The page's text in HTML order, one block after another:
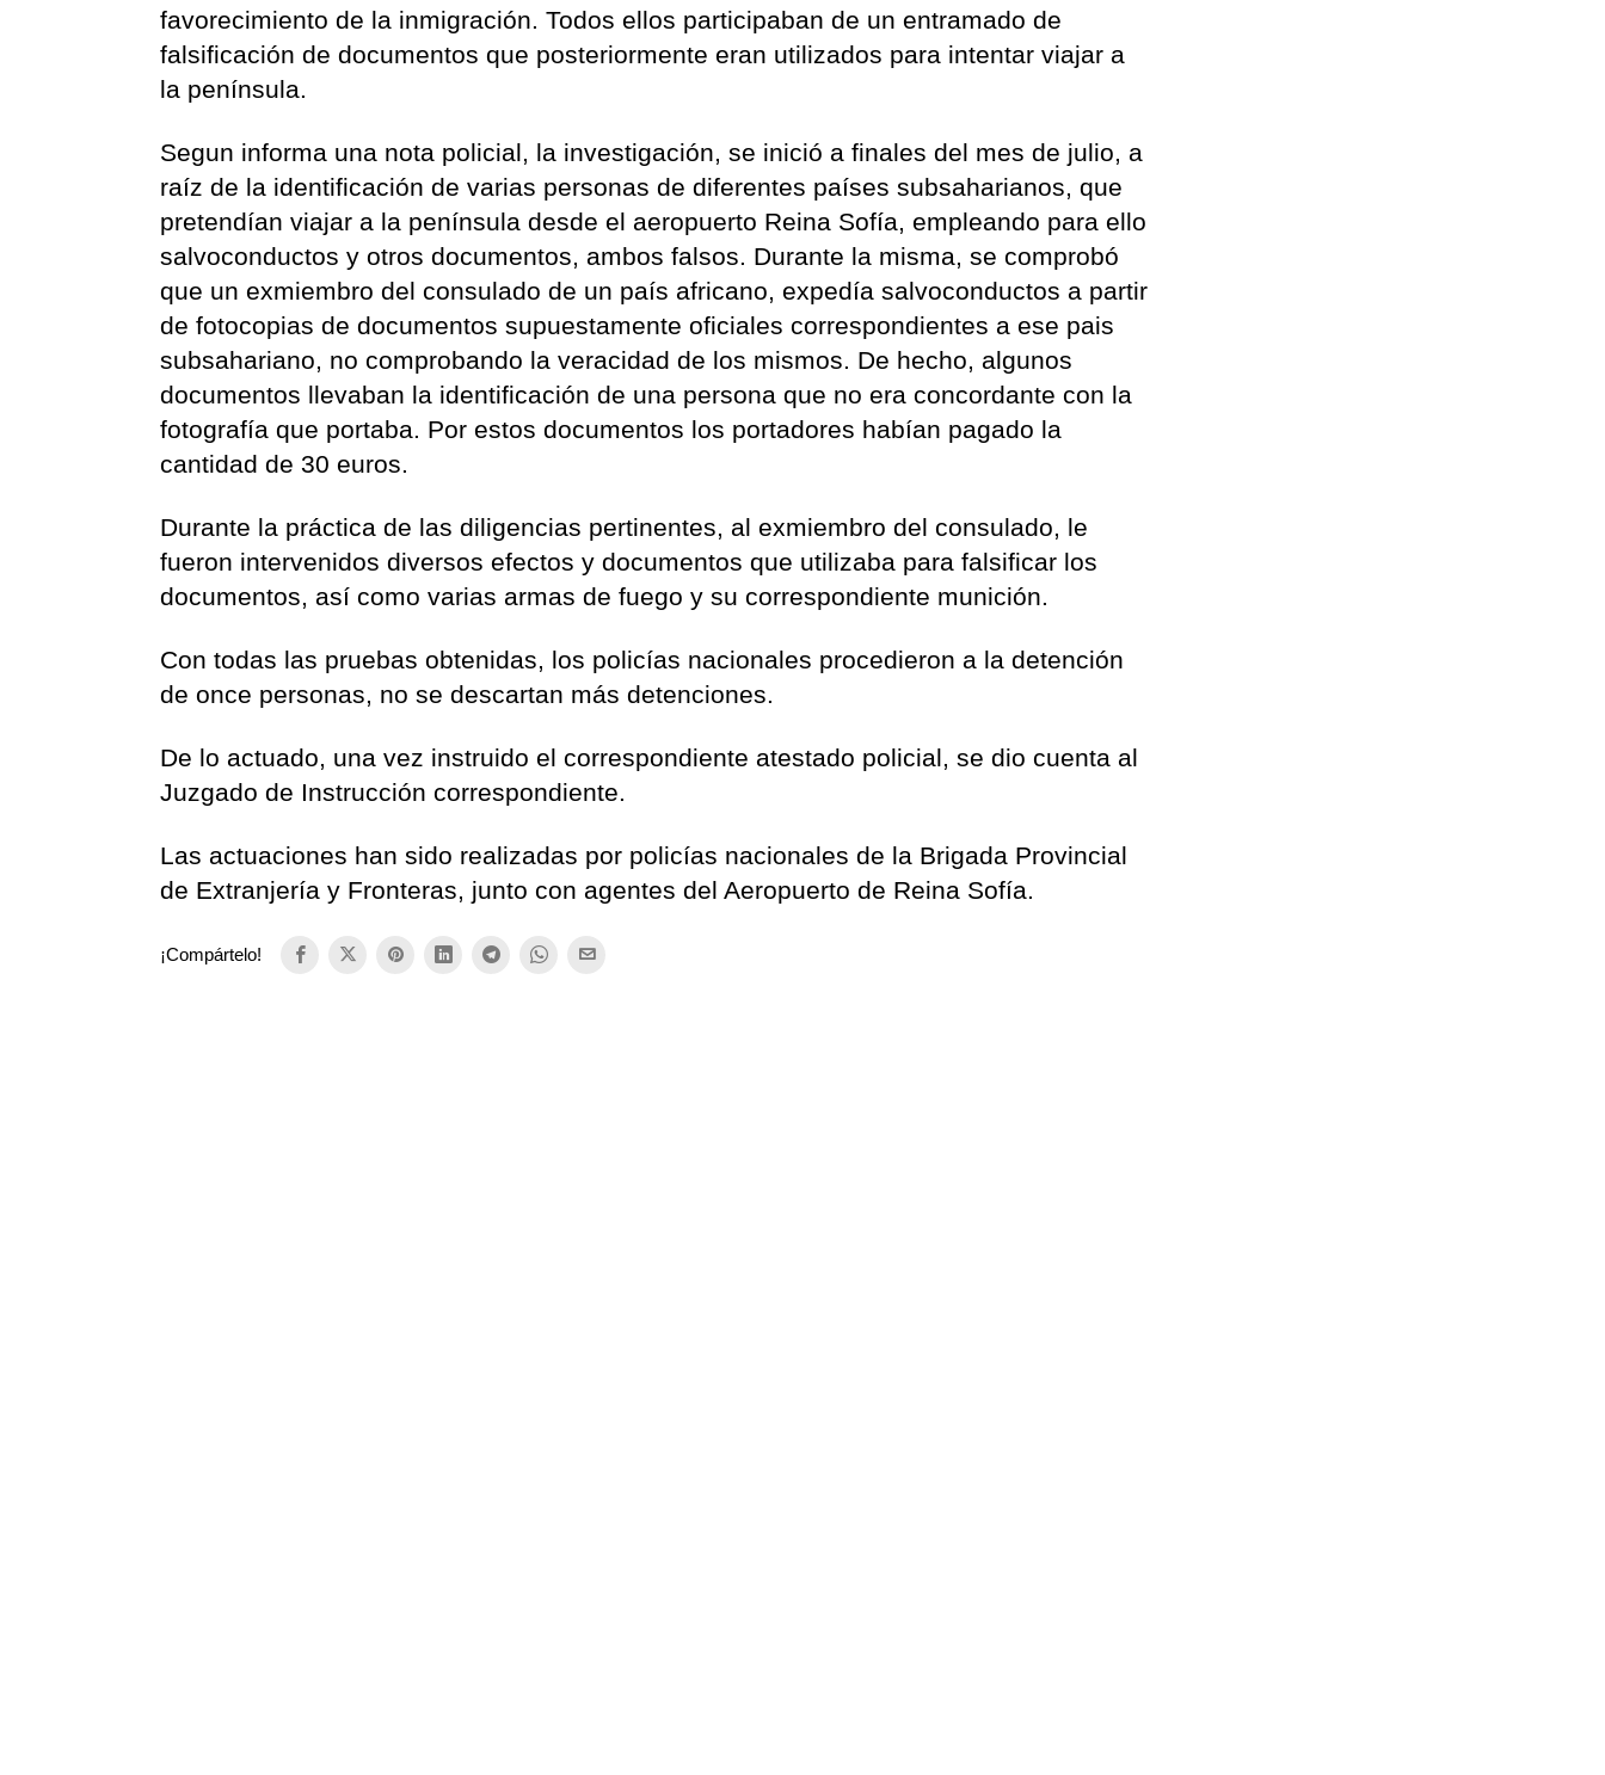
favorecimiento de la inmigración. Todos ellos participaban de un entramado de
falsificación de documentos que posteriormente eran utilizados para intentar viajar a
la península.
Segun informa una nota policial, la investigación, se inició a finales del mes de julio, a
raíz de la identificación de varias personas de diferentes países subsaharianos, que
pretendían viajar a la península desde el aeropuerto Reina Sofía, empleando para ello
salvoconductos y otros documentos, ambos falsos. Durante la misma, se comprobó
que un exmiembro del consulado de un país africano, expedía salvoconductos a partir
de fotocopias de documentos supuestamente oficiales correspondientes a ese pais
subsahariano, no comprobando la veracidad de los mismos. De hecho, algunos
documentos llevaban la identificación de una persona que no era concordante con la
fotografía que portaba. Por estos documentos los portadores habían pagado la
cantidad de 30 euros.
Durante la práctica de las diligencias pertinentes, al exmiembro del consulado, le
fueron intervenidos diversos efectos y documentos que utilizaba para falsificar los
documentos, así como varias armas de fuego y su correspondiente munición.
Con todas las pruebas obtenidas, los policías nacionales procedieron a la detención
de once personas, no se descartan más detenciones.
De lo actuado, una vez instruido el correspondiente atestado policial, se dio cuenta al
Juzgado de Instrucción correspondiente.
Las actuaciones han sido realizadas por policías nacionales de la Brigada Provincial
de Extranjería y Fronteras, junto con agentes del Aeropuerto de Reina Sofía.
¡Compártelo!